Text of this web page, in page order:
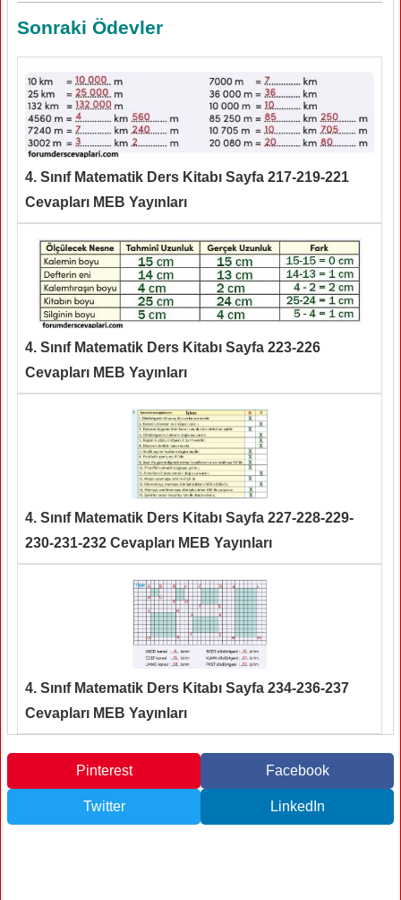
Sonraki Ödevler
4. Sınıf Matematik Ders Kitabı Sayfa 217-219-221
Cevapları MEB Yayınları
4. Sınıf Matematik Ders Kitabı Sayfa 223-226
Cevapları MEB Yayınları
4. Sınıf Matematik Ders Kitabı Sayfa 227-228-229-
230-231-232 Cevapları MEB Yayınları
4. Sınıf Matematik Ders Kitabı Sayfa 234-236-237
Cevapları MEB Yayınları
Pinterest Facebook
Twitter LinkedIn